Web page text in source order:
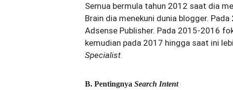
Semua bermula tahun 2012 saat dia
Brain dia menekuni dunia blogger.
Adsense Publisher. Pada 2015-2016
kemudian pada 2017 hingga saat ini
Specialist.
B. Pentingnya Search Intent